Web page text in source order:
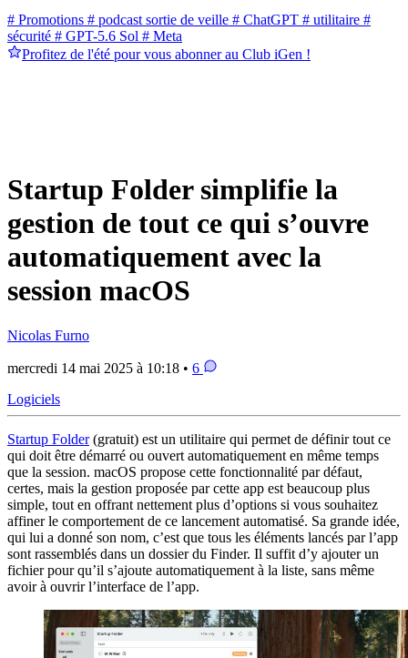
# Promotions # podcast sortie de veille # ChatGPT # utilitaire #
sécurité # GPT-5.6 Sol # Meta
Profitez de l'été pour vous abonner au Club iGen !
Startup Folder simplifie la
gestion de tout ce qui s’ouvre
automatiquement avec la
session macOS
Nicolas Furno
mercredi 14 mai 2025 à 10:18 • 6
Logiciels
Startup Folder(gratuit) est un utilitaire qui permet de définir tout ce
qui doit être démarré ou ouvert automatiquement en même temps
que la session. macOS propose cette fonctionnalité par défaut,
certes, mais la gestion proposée par cette app est beaucoup plus
simple, tout en offrant nettement plus d’options si vous souhaitez
affiner le comportement de ce lancement automatisé. Sa grande idée,
qui lui a donné son nom, c’est que tous les éléments lancés par l’app
sont rassemblés dans un dossier du Finder. Il suffit d’y ajouter un
fichier pour qu’il s’ajoute automatiquement à la liste, sans même
avoir à ouvrir l’interface de l’app.